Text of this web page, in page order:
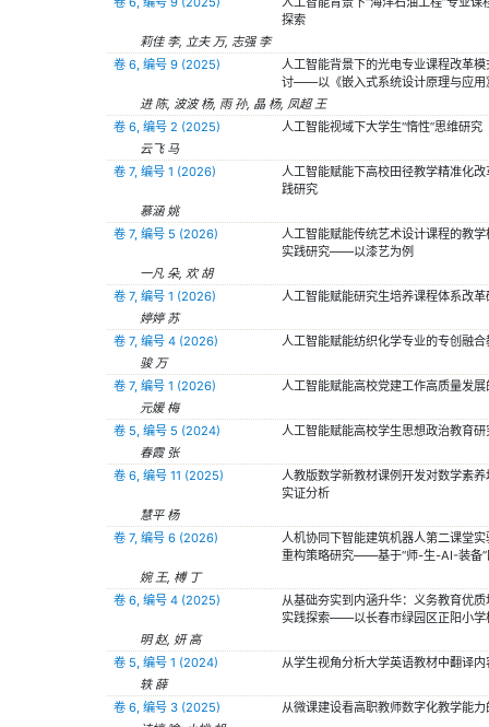
探索
莉佳 李, 立夫 万, 志强 李
卷 6, 编号 9 (2025)
人工智能背景下的光电专业课程改革
讨——以《嵌入式系统设计原理与应用
进 陈, 波波 杨, 雨 孙, 晶 杨, 凤超 王
卷 6, 编号 2 (2025)
人工智能视域下大学生“惰性”思维研究
云飞 马
卷 7, 编号 1 (2026)
人工智能赋能下高校田径教学精准化
践研究
慕涵 姚
卷 7, 编号 5 (2026)
人工智能赋能传统艺术设计课程的教
实践研究——以漆艺为例
一凡 朵, 欢 胡
卷 7, 编号 1 (2026)
人工智能赋能研究生培养课程体系改革
婷婷 苏
卷 7, 编号 4 (2026)
人工智能赋能纺织化学专业的专创融合
骏 万
卷 7, 编号 1 (2026)
人工智能赋能高校党建工作高质量发
元媛 梅
卷 5, 编号 5 (2024)
人工智能赋能高校学生思想政治教育研
春霞 张
卷 6, 编号 11 (2025)
人教版数学新教材课例开发对数学素
实证分析
慧平 杨
卷 7, 编号 6 (2026)
人机协同下智能建筑机器人第二课堂
重构策略研究——基于“师-生-AI-装备”
婉 王, 榑 丁
卷 6, 编号 4 (2025)
从基础夯实到内涵升华：义务教育优
实践探索——以长春市绿园区正阳小学
明 赵, 妍 高
卷 5, 编号 1 (2024)
从学生视角分析大学英语教材中翻译内
轶 薛
卷 6, 编号 3 (2025)
从微课建设看高职教师数字化教学能力